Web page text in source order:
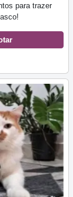
para trazer